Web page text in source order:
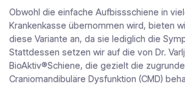
Obwohl die einfache Aufbissschiene in
Krankenkasse übernommen wird, bieten
diese Variante an, da sie lediglich die
Stattdessen setzen wir auf die von Dr.
BioAktiv®Schiene, die gezielt die
Craniomandibuläre Dysfunktion (CMD)